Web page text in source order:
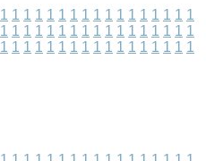
1 1 1 1 1 1 1 1 1 1 1 1 1 1 1 1 1
1 1 1 1 1 1 1 1 1 1 1 1 1 1 1 1 1
1 1 1 1 1 1 1 1 1 1 1 1 1 1 1 1 1